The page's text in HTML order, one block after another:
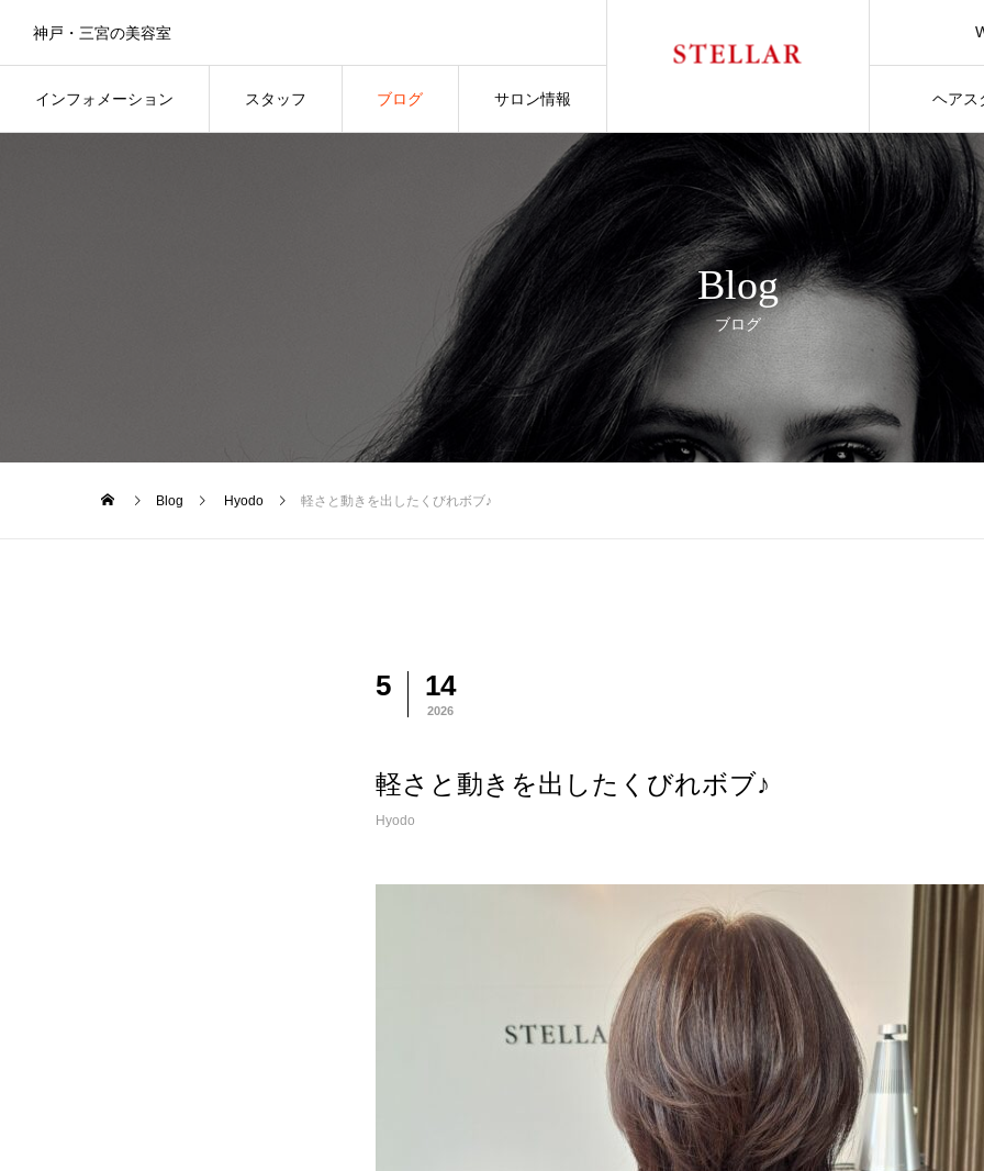
インフォメーション スタッフ ブログ サロン情報 ヘアス
神戸・三宮の美容室
Blog
ブログ
Blog Hyodo 軽さと動きを出したくびれボブ♪
5 14
2026
軽さと動きを出したくびれボブ♪
Hyodo